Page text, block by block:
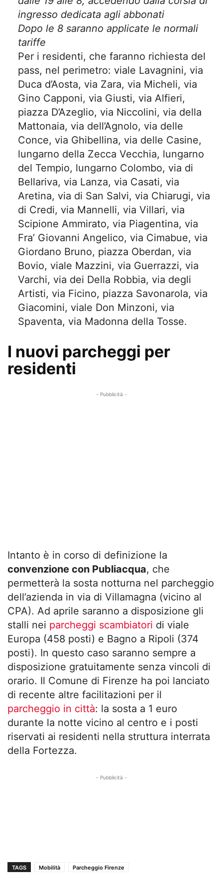
ingresso dedicata agli abbonati
Dopo le 8 saranno applicate le normali
tariffe
Per i residenti, che faranno richiesta del
pass, nel perimetro: viale Lavagnini, via
Duca d’Aosta, via Zara, via Micheli, via
Gino Capponi, via Giusti, via Alfieri,
piazza D’Azeglio, via Niccolini, via della
Mattonaia, via dell’Agnolo, via delle
Conce, via Ghibellina, via delle Casine,
lungarno della Zecca Vecchia, lungarno
del Tempio, lungarno Colombo, via di
Bellariva, via Lanza, via Casati, via
Aretina, via di San Salvi, via Chiarugi, via
di Credi, via Mannelli, via Villari, via
Scipione Ammirato, via Piagentina, via
Fra’ Giovanni Angelico, via Cimabue, via
Giordano Bruno, piazza Oberdan, via
Bovio, viale Mazzini, via Guerrazzi, via
Varchi, via dei Della Robbia, via degli
Artisti, via Ficino, piazza Savonarola, via
Giacomini, viale Don Minzoni, via
Spaventa, via Madonna della Tosse.
I nuovi parcheggi per
residenti
- Pubblicità -
Intanto è in corso di definizione la
convenzione con Publiacqua, che
permetterà la sosta notturna nel parcheggio
dell’azienda in via di Villamagna (vicino al
CPA). Ad aprile saranno a disposizione gli
stalli nei parcheggi scambiatori di viale
Europa (458 posti) e Bagno a Ripoli (374
posti). In questo caso saranno sempre a
disposizione gratuitamente senza vincoli di
orario. Il Comune di Firenze ha poi lanciato
di recente altre facilitazioni per il
parcheggio in città: la sosta a 1 euro
durante la notte vicino al centro e i posti
riservati ai residenti nella struttura interrata
della Fortezza.
- Pubblicità -
TAGS Mobilità Parcheggio Firenze